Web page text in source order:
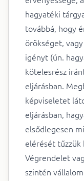
hagyatéki
továbbá, hogy
örökséget,
igényt (ún.
kötelesrész
eljárásban.
képviseletet
eljárásban,
elsődlegesen
elérését tűzzük
Végrendelet
szintén